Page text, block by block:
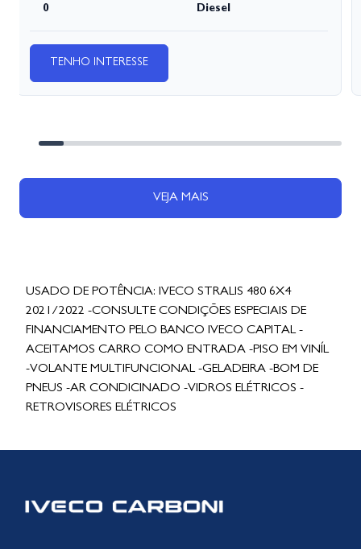
0 Diesel
TENHO INTERESSE
VEJA MAIS
USADO DE POTÊNCIA: IVECO STRALIS 480 6X4
2021/2022 -CONSULTE CONDIÇÕES ESPECIAIS DE
FINANCIAMENTO PELO BANCO IVECO CAPITAL -
ACEITAMOS CARRO COMO ENTRADA -PISO EM VINÍL
-VOLANTE MULTIFUNCIONAL -GELADEIRA -BOM DE
PNEUS -AR CONDICINADO -VIDROS ELÉTRICOS -
RETROVISORES ELÉTRICOS